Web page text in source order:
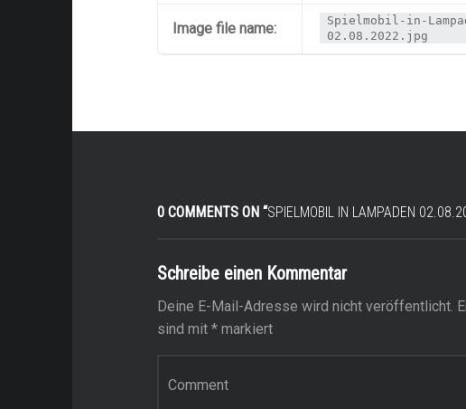
Image file name:
Spielmobil-in-
02.08.2022.jpg
0 COMMENTS ON “SPIELMOBIL IN LAMPADEN
Schreibe einen Kommentar
Deine E-Mail-Adresse wird nicht veröffentlicht.
sind mit* markiert